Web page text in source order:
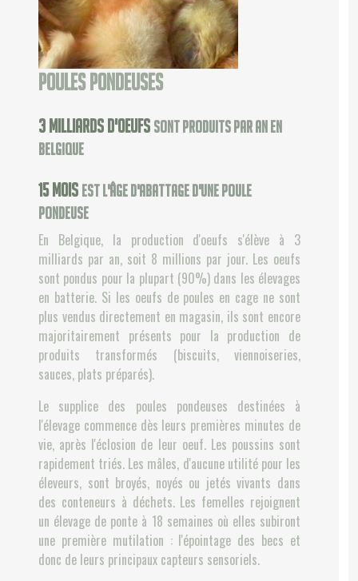
Poules pondeuses
3 milliards d'oeufs sont produits par an en
Belgique
17mois est l'âge d'abattage d'une poule
pondeuse
En Belgique, la production d'oeufs s'élève à 3
milliards par an, soit 8 millions par jour. Les oeufs
sont pondus pour la plupart (90%) dans les élevages
en batterie. Si les oeufs de poules en cage ne sont
plus vendus directement en magasin, ils sont encore
majoritairement présents pour la production de
produits transformés (biscuits, viennoiseries,
sauces, plats préparés).
Le supplice des poules pondeuses destinées à
l'élevage commence dès leurs premières minutes de
vie, après l'éclosion de leur oeuf. Les poussins sont
rapidement triés. Les mâles, d'aucune utilité pour les
éleveurs, sont broyés, noyés ou jetés vivants dans
des conteneurs à déchets. Les femelles rejoignent
un élevage de ponte à 18 semaines où elles subiront
une première mutilation : l'épointage des becs et
donc de leurs principaux capteurs sensoriels.